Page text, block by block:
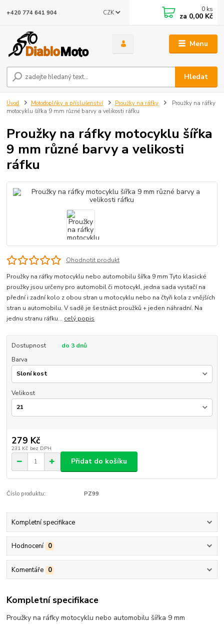
Menu
CZK
Hledat
+420 774 641 904 0 ks
za 0,00 Kč
Úvod Motodoplňky a příslušenství Proužky na ráfky
Proužky na ráfky
motocyklu šířka 9 mm různé barvy a velikosti ráfku
Proužky na ráfky motocyklu šířka
9 mm různé barvy a velikosti
ráfku
Ohodnotit produkt
Proužky na ráfky motocyklu nebo automobilu šířka 9 mm Tyto klasické
proužky jsou určeny pro automobil či motocykl, jedna sada vystačí na
přední i zadní kolo z obou stran u motocyklu nebo na čtyři kola z vnějších
stran u automobilu. V sadě je šestnáct proužků + jeden náhradní. Na
jednu stranu ráfku... celý popis
Dostupnost
do 3 dnů
Barva
Velikost
279 Kč
231 Kč bez DPH
Přidat do košíku
Číslo produktu: PZ99
Kompletní specifikace
Hodnocení 0
Komentáře 0
Kompletní specifikace
Proužky na ráfky motocyklu nebo automobilu šířka 9 mm